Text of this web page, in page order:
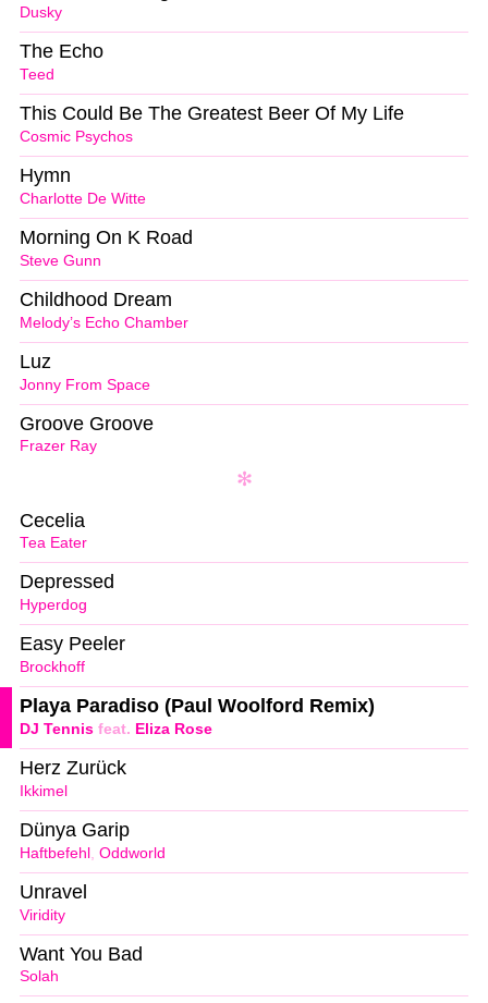
Dusky
Teed
The Echo
Cosmic Psychos
This Could Be The Greatest Beer Of My Life
Charlotte De Witte
Hymn
Steve Gunn
Morning On K Road
Melody’s Echo Chamber
Childhood Dream
Jonny From Space
Luz
Frazer Ray
Groove Groove
Tea Eater
Cecelia
Hyperdog
Depressed
Brockhoff
Easy Peeler
DJ Tennis feat. Eliza Rose
Playa Paradiso (Paul Woolford Remix)
Ikkimel
Herz Zurück
Haftbefehl Oddworld
Dünya Garip
Viridity
Unravel
Solah
Want You Bad